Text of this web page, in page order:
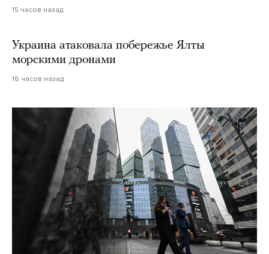
15 часов назад
Украина атаковала побережье Ялты
морскими дронами
16 часов назад